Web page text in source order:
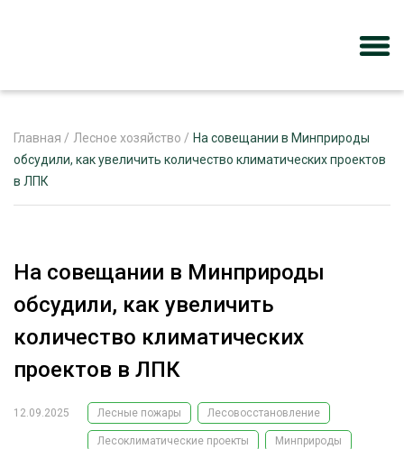
ЖУРНАЛ «ЛЕСНОЙ КОМПЛЕКС»
РЕКЛАМОДАТЕЛЯМ
ЛЕСНОЕ ХОЗЯЙСТВО
ОБРАБОТКА ДРЕВЕСИНЫ
ЭКСПЕРТНОЕ МНЕНИЕ
Главная / Лесное хозяйство / На совещании в Минприроды
обсудили, как увеличить количество климатических проектов
в ЛПК
На совещании в Минприроды
обсудили, как увеличить
количество климатических
проектов в ЛПК
12.09.2025 Лесные пожары Лесовосстановление
Лесоклиматические проекты Минприроды